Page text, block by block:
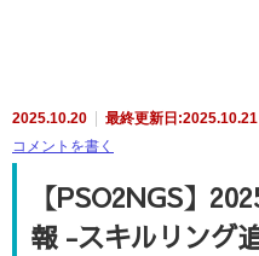
2025.10.20 最終更新日:2025.10.21
コメントを書く
【PSO2NGS】
報 -スキルリング